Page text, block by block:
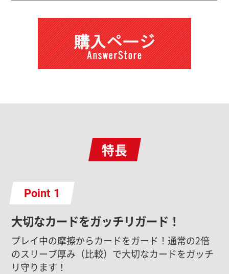
特長
Point
大切なカードをガッチリガード！
プレイ中の摩擦からカードをガード！通常の2倍
のスリーブ厚み（比較）で大切なカードをガッチ
リ守ります！